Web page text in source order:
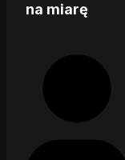
na miarę